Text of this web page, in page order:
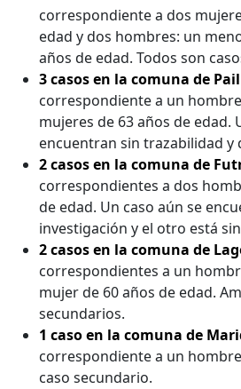
correspondiente a dos
edad y dos hombres: un
años de edad. Todos son
3 casos en la comuna de
correspondiente a un
mujeres de 63 años de edad.
encuentran sin trazabilidad y
2 casos en la comuna de
correspondientes a dos
de edad. Un caso aún se
investigación y el otro está
2 casos en la comuna de
correspondientes a un
mujer de 60 años de edad.
secundarios.
1 caso en la comuna de
correspondiente a un
caso secundario.